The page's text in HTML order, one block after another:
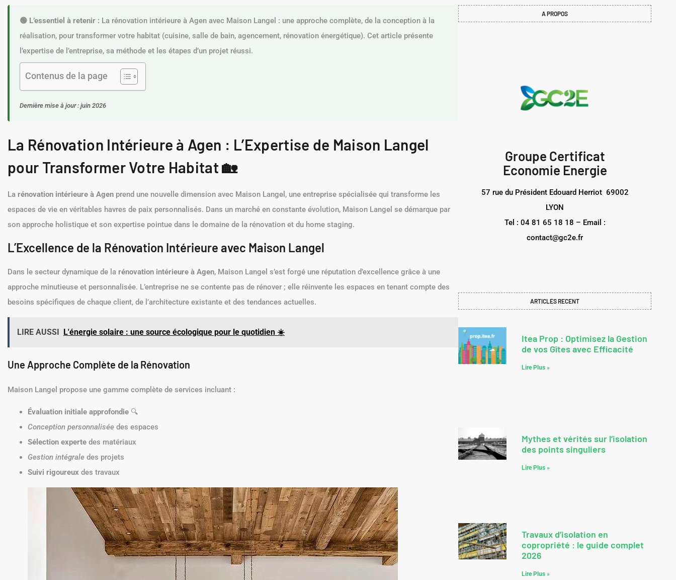
🟢 L’essentiel à retenir : La rénovation intérieure à Agen avec Maison Langel : une approche complète, de la conception à la
réalisation, pour transformer votre habitat (cuisine, salle de bain, agencement, rénovation énergétique). Cet article présente
l’expertise de l’entreprise, sa méthode et les étapes d’un projet réussi.
Contenus de la page
Dernière mise à jour : juin 2026
La Rénovation Intérieure à Agen : L’Expertise de Maison Langel
pour Transformer Votre Habitat 🏡
La rénovation intérieure à Agen prend une nouvelle dimension avec Maison Langel, une entreprise spécialisée qui transforme les
espaces de vie en véritables havres de paix personnalisés. Dans un marché en constante évolution, Maison Langel se démarque par
son approche holistique et son expertise pointue dans le domaine de la rénovation et du home staging.
L’Excellence de la Rénovation Intérieure avec Maison Langel
Dans le secteur dynamique de la rénovation intérieure à Agen, Maison Langel s’est forgé une réputation d’excellence grâce à une
approche minutieuse et personnalisée. L’entreprise ne se contente pas de rénover ; elle réinvente les espaces en tenant compte des
besoins spécifiques de chaque client, de l’architecture existante et des tendances actuelles.
LIRE AUSSI L'énergie solaire : une source écologique pour le quotidien ☀️
Une Approche Complète de la Rénovation
Maison Langel propose une gamme complète de services incluant :
Évaluation initiale approfondie 🔍
Conception personnalisée des espaces
Sélection experte des matériaux
Gestion intégrale des projets
Suivi rigoureux des travaux
A PROPOS
Groupe Certificat
Economie Energie
57 rue du Président Edouard Herriot 69002
LYON
Tel : 04 81 65 18 18 – Email :
contact@gc2e.fr
ARTICLES RECENT
Itea Prop : Optimisez la Gestion
de vos Gîtes avec Efficacité
Lire Plus »
Mythes et vérités sur l’isolation
des points singuliers
Lire Plus »
Travaux d’isolation en
copropriété : le guide complet
2026
Lire Plus »